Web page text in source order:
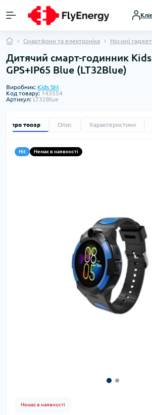
Смартфони та електроніка Носимі гаджет
Дитячий смарт-годинник Kids
GPS+IP65 Blue (LT32Blue)
Виробник: Kids SM
Код товару: 143554
Артикул: LT32Blue
про товар Опис Характеристики
Hit Немає в наявності
Немає в наявності